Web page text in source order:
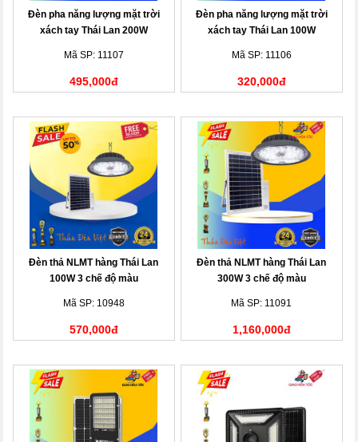
Đèn pha năng lượng mặt trời
xách tay Thái Lan 200W
Mã SP: 11107
495,000đ
Đèn pha năng lượng mặt trời
xách tay Thái Lan 100W
Mã SP: 11106
320,000đ
Đèn thả NLMT hàng Thái Lan
100W 3 chế độ màu
Mã SP: 10948
570,000đ
Đèn thả NLMT hàng Thái Lan
300W 3 chế độ màu
Mã SP: 11091
1,160,000đ